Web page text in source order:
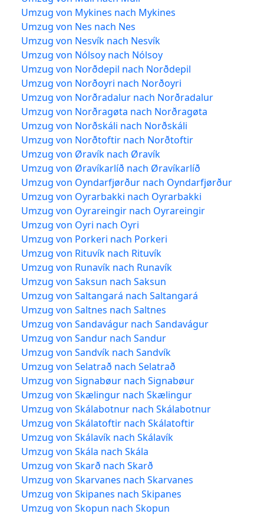
Umzug von Mykines nach Mykines
Umzug von Nes nach Nes
Umzug von Nesvík nach Nesvík
Umzug von Nólsoy nach Nólsoy
Umzug von Norðdepil nach Norðdepil
Umzug von Norðoyri nach Norðoyri
Umzug von Norðradalur nach Norðradalur
Umzug von Norðragøta nach Norðragøta
Umzug von Norðskáli nach Norðskáli
Umzug von Norðtoftir nach Norðtoftir
Umzug von Øravík nach Øravík
Umzug von Øravíkarlíð nach Øravíkarlíð
Umzug von Oyndarfjørður nach Oyndarfjørður
Umzug von Oyrarbakki nach Oyrarbakki
Umzug von Oyrareingir nach Oyrareingir
Umzug von Oyri nach Oyri
Umzug von Porkeri nach Porkeri
Umzug von Rituvík nach Rituvík
Umzug von Runavík nach Runavík
Umzug von Saksun nach Saksun
Umzug von Saltangará nach Saltangará
Umzug von Saltnes nach Saltnes
Umzug von Sandavágur nach Sandavágur
Umzug von Sandur nach Sandur
Umzug von Sandvík nach Sandvík
Umzug von Selatrað nach Selatrað
Umzug von Signabøur nach Signabøur
Umzug von Skælingur nach Skælingur
Umzug von Skálabotnur nach Skálabotnur
Umzug von Skálatoftir nach Skálatoftir
Umzug von Skálavík nach Skálavík
Umzug von Skála nach Skála
Umzug von Skarð nach Skarð
Umzug von Skarvanes nach Skarvanes
Umzug von Skipanes nach Skipanes
Umzug von Skopun nach Skopun